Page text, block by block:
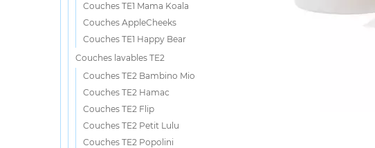
Couches TE1 Mama Koala
Couches AppleCheeks
Couches TE1 Happy Bear
Couches lavables TE2
Couches TE2 Bambino Mio
Couches TE2 Hamac
Couches TE2 Flip
Couches TE2 Petit Lulu
Couches TE2 Popolini